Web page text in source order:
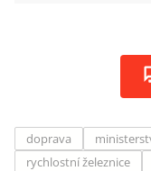
doprava
rychlostní železnice